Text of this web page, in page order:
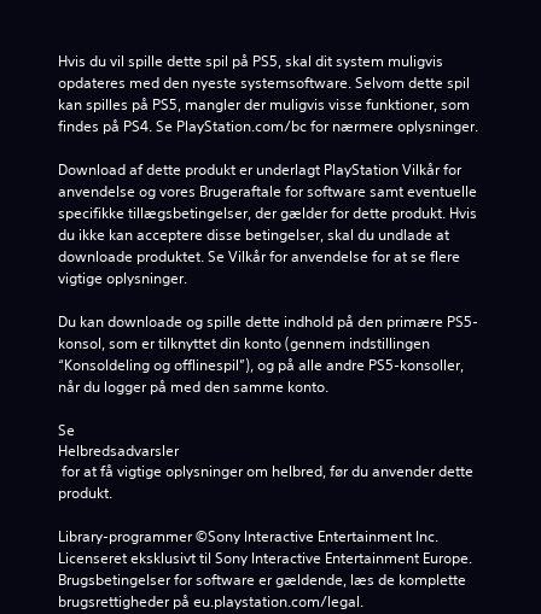
Hvis du vil spille dette spil på PS5, skal dit system muligvis
opdateres med den nyeste systemsoftware. Selvom dette spil
kan spilles på PS5, mangler der muligvis visse funktioner, som
findes på PS4. Se PlayStation.com/bc for nærmere oplysninger.
Download af dette produkt er underlagt PlayStation Vilkår for
anvendelse og vores Brugeraftale for software samt eventuelle
specifikke tillægsbetingelser, der gælder for dette produkt. Hvis
du ikke kan acceptere disse betingelser, skal du undlade at
downloade produktet. Se Vilkår for anvendelse for at se flere
vigtige oplysninger.
Du kan downloade og spille dette indhold på den primære PS5-
konsol, som er tilknyttet din konto (gennem indstillingen
“Konsoldeling og offlinespil”), og på alle andre PS5-konsoller,
når du logger på med den samme konto.
Se
Helbredsadvarsler
produkt.
Library-programmer ©Sony Interactive Entertainment Inc.
Licenseret eksklusivt til Sony Interactive Entertainment Europe.
Brugsbetingelser for software er gældende, læs de komplette
brugsrettigheder på eu.playstation.com/legal.